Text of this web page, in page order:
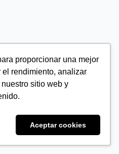
proporcionar una mejor
rendimiento, analizar
sitio web y
Aceptar cookies